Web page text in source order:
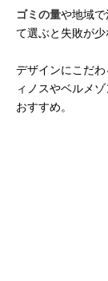
ゴミの量や地域
て選ぶと失敗が少
デザインにこだ
ィノスやベルメ
おすすめ。